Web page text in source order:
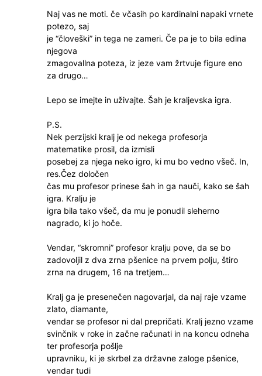
Naj vas ne moti. če včasih po kardinalni napaki vrnete
potezo, saj
je “človeški” in tega ne zameri. Če pa je to bila edina
njegova
zmagovallna poteza, iz jeze vam žrtvuje figure eno
za drugo…
Lepo se imejte in uživajte. Šah je kraljevska igra.
P.S.
Nek perzijski kralj je od nekega profesorja
matematike prosil, da izmisli
posebej za njega neko igro, ki mu bo vedno všeč. In,
res.Čez določen
čas mu profesor prinese šah in ga nauči, kako se šah
igra. Kralju je
igra bila tako všeč, da mu je ponudil sleherno
nagrado, ki jo hoče.
Vendar, “skromni” profesor kralju pove, da se bo
zadovoljil z dva zrna pšenice na prvem polju, štiro
zrna na drugem, 16 na tretjem…
Kralj ga je presenečen nagovarjal, da naj raje vzame
zlato, diamante,
vendar se profesor ni dal prepričati. Kralj jezno vzame
svinčnik v roke in začne računati in na koncu odneha
ter profesorja pošlje
upravniku, ki je skrbel za državne zaloge pšenice,
vendar tudi